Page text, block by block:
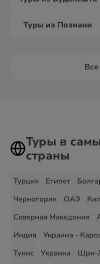
Туры из Познани
Туры в
страны
Турция Египет
Черногория
ОАЭ
Северная Македония
Индия
Украина -
Тунис
Украина Шри-